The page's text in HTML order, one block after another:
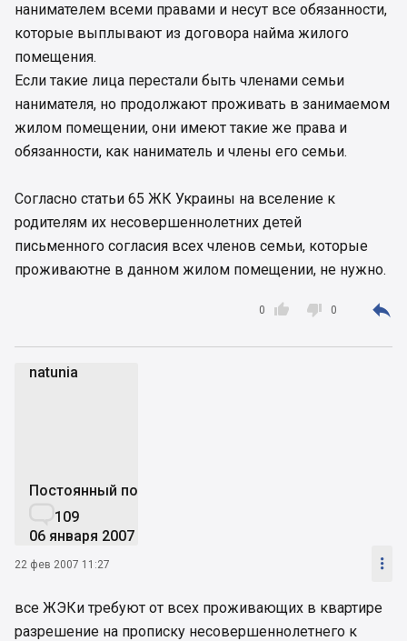
нанимателем всеми правами и несут все обязанности,
которые выплывают из договора найма жилого
помещения.
Если такие лица перестали быть членами семьи
нанимателя, но продолжают проживать в занимаемом
жилом помещении, они имеют такие же права и
обязанности, как наниматель и члены его семьи.
Согласно статьи 65 ЖК Украины на вселение к
родителям их несовершеннолетних детей
письменного согласия всех членов семьи, которые
проживаютне в данном жилом помещении, не нужно.

0  0 
natunia
Постоянный пользователь
109
06 января 2007
22 фев 2007 11:27 
все ЖЭКи требуют от всех проживающих в квартире
разрешение на прописку несовершеннолетнего к